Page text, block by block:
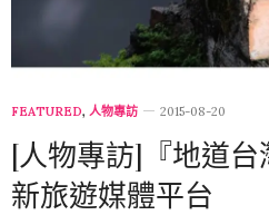
FEATURED, 人物專訪 2015-08-20
[人物專訪]『地道
新旅遊媒體平台